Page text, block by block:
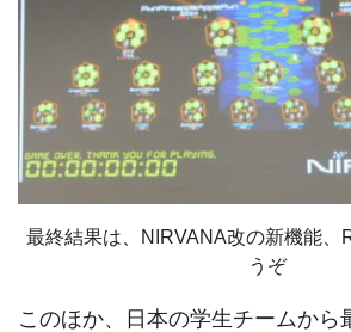
最終結果は、NIRVANA改の新機能、
うぞ
このほか、日本の学生チームから